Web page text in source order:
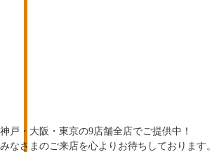
神戸・大阪・東京の9店舗全店でご提供中！
みなさまのご来店を心よりお待ちしております。